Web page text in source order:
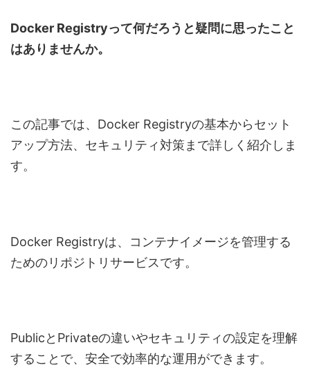
Docker Registryって何だろうと疑問に思ったこと
はありませんか。
この記事では、Docker Registryの基本からセット
アップ方法、セキュリティ対策まで詳しく紹介しま
す。
Docker Registryは、コンテナイメージを管理する
ためのリポジトリサービスです。
PublicとPrivateの違いやセキュリティの設定を理解
することで、安全で効率的な運用ができます。